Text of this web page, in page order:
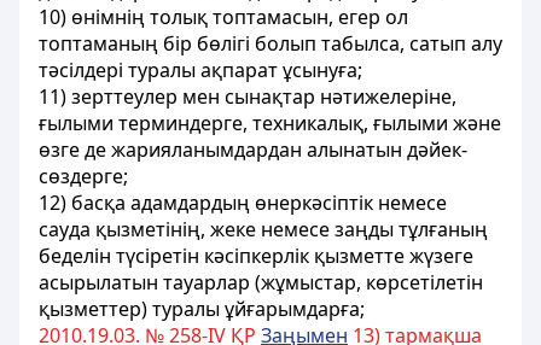
10) өнiмнiң толық топтамасын, егер ол
топтаманың бiр бөлiгi болып табылса, сатып алу
тәсiлдерi туралы ақпарат ұсынуға;
11) зерттеулер мен сынақтар нәтижелерiне,
ғылыми терминдерге, техникалық, ғылыми және
өзге де жарияланымдардан алынатын дәйек-
сөздерге;
12) басқа адамдардың өнеркәсiптiк немесе
сауда қызметiнiң, жеке немесе заңды тұлғаның
беделiн түсiретiн кәсiпкерлiк қызметте жүзеге
асырылатын тауарлар (жұмыстар, көрсетiлетiн
қызметтер) туралы ұйғарымдарға;
2010.19.03. № 258-ІV ҚР Заңымен 13) тармақша